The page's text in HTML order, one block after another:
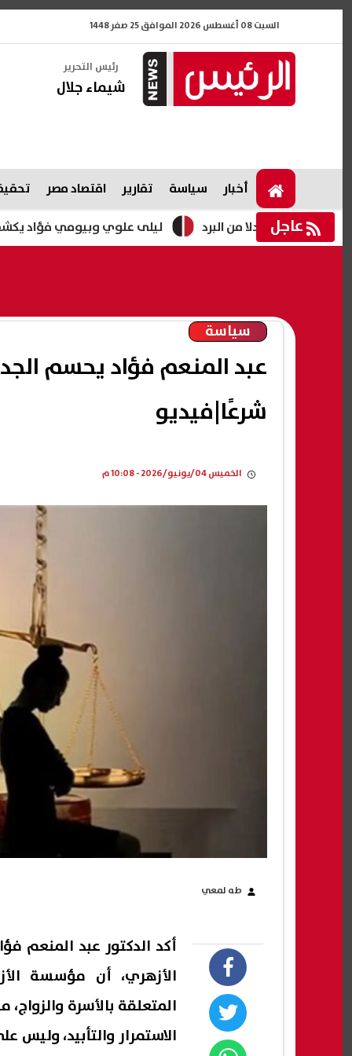
السبت 08 أغسطس 2026 الموافق 25 صفر 1448
رئيس التحرير
شيماء جلال
أخبار سياسة تقارير اقتصاد مصر
عاجل ليلى علوي وبيومي فؤاد يكشفان بدلا من البرد
سياسة
شرعًا|فيديو
الخميس 04/يونيو/2026 - 10:08 م
طه لمعي
أكد الدكتور عبد المنعم
الأزهري، أن مؤسسة
المتعلقة بالأسرة
الاستمرار والتأبيد، وليس